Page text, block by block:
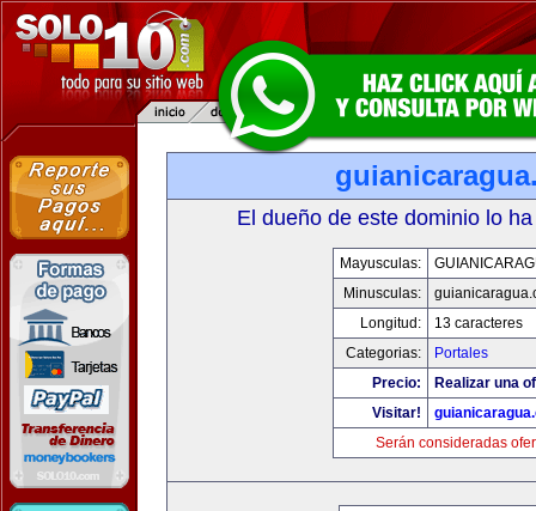
El dueño de este dominio lo
Mayusculas:
Minusculas:
Longitud:
13 caracteres
Categorias:
Portales
Precio:
Realizar una
Visitar!
Serán consideradas